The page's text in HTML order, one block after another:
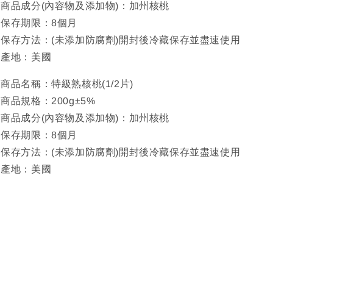
商品成分(內容物及添加物)：加州核桃
保存期限：8個月
保存方法：(未添加防腐劑)開封後冷藏保存並盡速使用
產地：美國
商品名稱：特級熟核桃(1/2片)
商品規格：200g±5%
商品成分(內容物及添加物)：加州核桃
保存期限：8個月
保存方法：(未添加防腐劑)開封後冷藏保存並盡速使用
產地：美國